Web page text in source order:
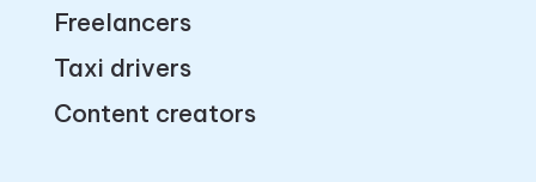
Freelancers
Taxi drivers
Content creators